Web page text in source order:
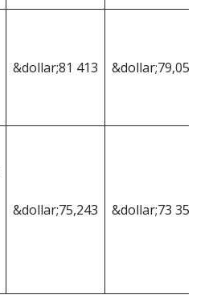
&dollar;81 413 &dollar;79,050
&dollar;75,243 &dollar;73 350